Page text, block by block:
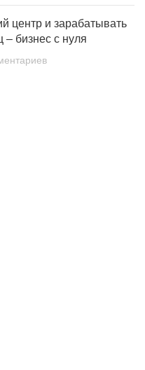
центр и зарабатывать
– бизнес с нуля